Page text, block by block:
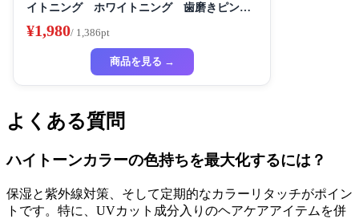
イトニング ホワイトニング 歯磨きピンク
き粉き 歯磨き粉 セルフホワイトニング
¥1,980/ 1,386pt
商品を見る →
よくある質問
ハイトーンカラーの色持ちを最大化するには？
保湿と紫外線対策、そして定期的なカラーリタッチがポイン
トです。特に、UVカット成分入りのヘアケアアイテムを併